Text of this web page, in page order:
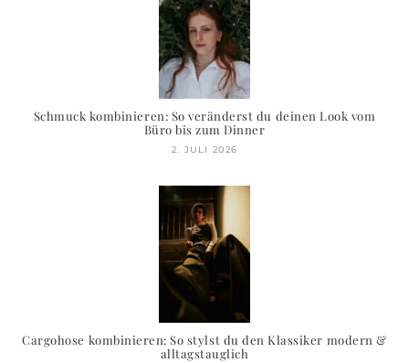
Schmuck kombinieren: So veränderst du deinen Look vom
Büro bis zum Dinner
2. JULI 2026
Cargohose kombinieren: So stylst du den Klassiker modern &
alltagstauglich